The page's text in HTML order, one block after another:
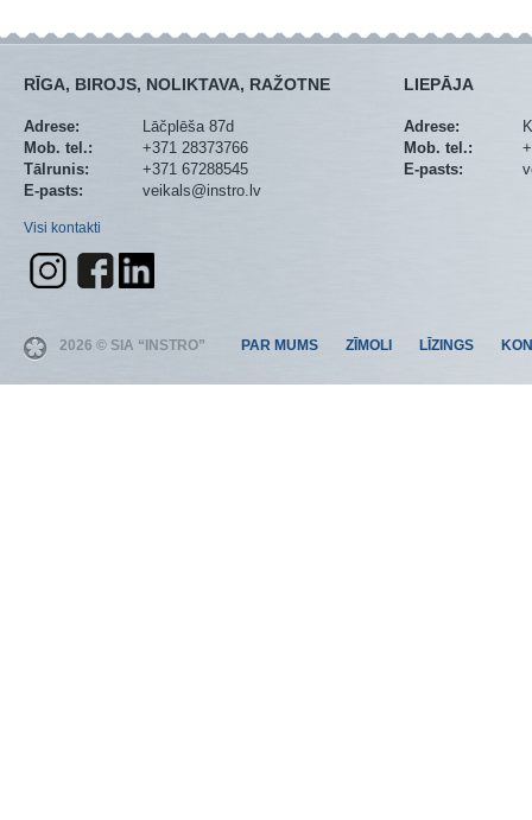
RĪGA, BIROJS, NOLIKTAVA, RAŽOTNE
Adrese:
Lāčplēša 87d
Mob. tel.:
+371 28373766
Tālrunis:
+371 67288545
E-pasts:
veikals@instro.lv
Visi kontakti
LIEPĀJA
Adrese:
Mob. tel.:
E-pasts:
2026 © SIA “INSTRO” PAR MUMS ZĪMOLI LĪZINGS